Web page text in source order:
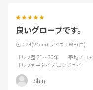
良いグローブです。
色：24(24cm) サイズ：WH(白)
ゴルフ歴:21～30年 平均スコア
ゴルファータイプ:エンジョイ
Shin